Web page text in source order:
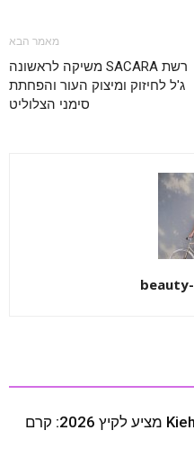
מאמר הבא
רשת SACARA משיקה לראשונה
ג'ל לחיזוק ומיצוק העור והפחתת
סימני הצלוליט
מותג הטיפוח Kiehl’s מציע לקיץ 2026: קרם